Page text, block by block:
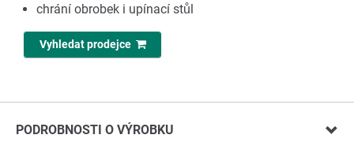
chrání obrobek i upínací stůl
Vyhledat prodejce
PODROBNOSTI O VÝROBKU